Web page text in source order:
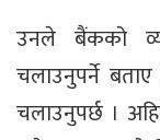
उनले बैंकको
चलाउनुपर्ने
चलाउनुपर्छ ।